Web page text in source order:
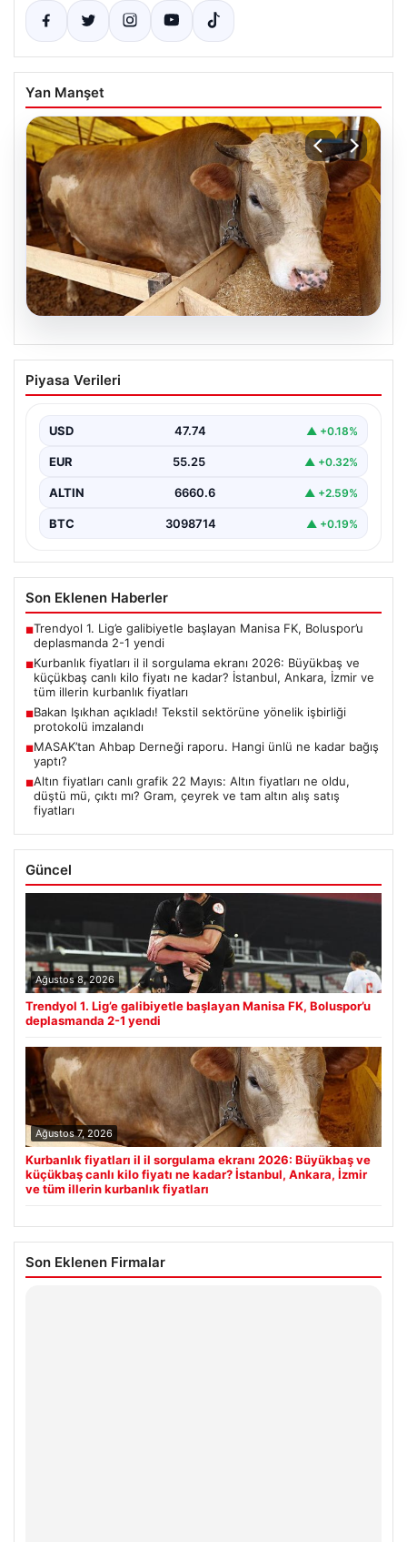
Yan Manşet
07.08.2026
Kurbanlık fiyatları il il sorgulama ekranı
2026: Büyükbaş ve küçükbaş canlı kilo
ve tüm illerin kurbanlık fiyatları
Piyasa Verileri
USD 47.74 ▲ +0.18%
EUR 55.25 ▲ +0.32%
ALTIN 6660.6 ▲ +2.59%
BTC 3098714 ▲ +0.19%
Son Eklenen Haberler
■Trendyol 1. Lig’e galibiyetle başlayan Manisa FK, Boluspor’u
deplasmanda 2-1 yendi
■Kurbanlık fiyatları il il sorgulama ekranı 2026: Büyükbaş ve
küçükbaş canlı kilo fiyatı ne kadar? İstanbul, Ankara, İzmir ve
tüm illerin kurbanlık fiyatları
■Bakan Işıkhan açıkladı! Tekstil sektörüne yönelik işbirliği
protokolü imzalandı
■MASAK’tan Ahbap Derneği raporu. Hangi ünlü ne kadar bağış
yaptı?
■Altın fiyatları canlı grafik 22 Mayıs: Altın fiyatları ne oldu,
düştü mü, çıktı mı? Gram, çeyrek ve tam altın alış satış
fiyatları
Güncel
Ağustos 8, 2026
Trendyol 1. Lig’e galibiyetle başlayan Manisa FK, Boluspor’u
deplasmanda 2-1 yendi
Ağustos 7, 2026
Kurbanlık fiyatları il il sorgulama ekranı 2026: Büyükbaş ve
küçükbaş canlı kilo fiyatı ne kadar? İstanbul, Ankara, İzmir
ve tüm illerin kurbanlık fiyatları
Son Eklenen Firmalar